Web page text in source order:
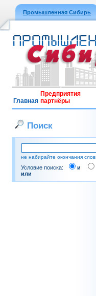
Промышленная Сибирь
Главная
Предприятия
партнёры
Поиск
не набирайте окончания слов
Условие поиска:
и
или